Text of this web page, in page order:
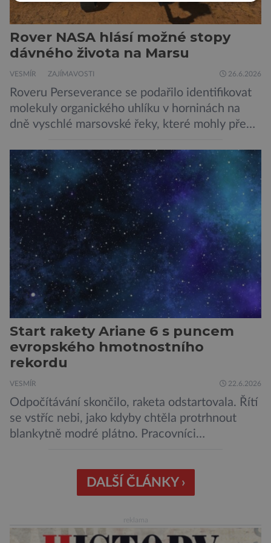
Rover NASA hlásí možné stopy
dávného života na Marsu
VESMÍR ZAJÍMAVOSTI 26.6.2026
Roveru Perseverance se podařilo identifikovat
molekuly organického uhlíku v horninách na
dně vyschlé marsovské řeky, které mohly před
Svědčí snad o dávném životě na planetě?
Měření provedená přístrojem Sherloc,
umístěném na roveru Perseverance,
identifikovala organický uhlík v jílovcích z
výchozů, což jsou vyhaslé podzemní lávové
proudy vystupující na povrch, sopky […]
Start rakety Ariane 6 s puncem
evropského hmotnostního
rekordu
VESMÍR 22.6.2026
Odpočítávání skončilo, raketa odstartovala. Řítí
se vstříc nebi, jako kdyby chtěla protrhnout
blankytně modré plátno. Pracovníci
všechno podle plánu, nebo se něco pokazí?
Ariane 6 – tak se nazývá systém nosných raket
sloužit pro účely nejrůznějších vesmírných misí,
DALŠÍ ČLÁNKY ›